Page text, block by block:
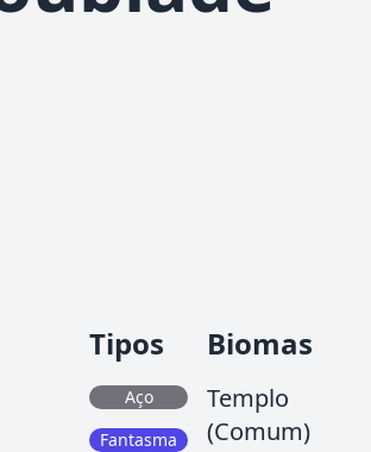
Tipos
Aço
Fantasma
Biomas
Templo
(Comum)